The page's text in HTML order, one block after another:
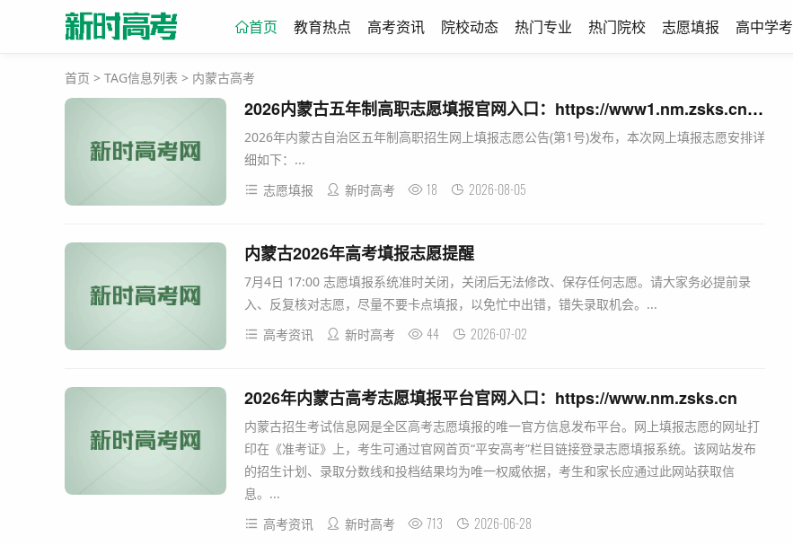
首页 教育热点 高考资讯 院校动态 热门专业 热门院校 志愿填报 高中学考
首页 > TAG信息列表 > 内蒙古高考
2026内蒙古五年制高职志愿填报官网入口：https://www1.nm.zsks.cn/gzzy/
2026年内蒙古自治区五年制高职招生网上填报志愿公告(第1号)发布，本次网上填报志愿安排详
细如下：...
志愿填报
新时高考 18 2026-08-05
内蒙古2026年高考填报志愿提醒
7月4日 17:00 志愿填报系统准时关闭，关闭后无法修改、保存任何志愿。请大家务必提前录
入、反复核对志愿，尽量不要卡点填报，以免忙中出错，错失录取机会。...
高考资讯
新时高考 44 2026-07-02
2026年内蒙古高考志愿填报平台官网入口：https://www.nm.zsks.cn
内蒙古招生考试信息网是全区高考志愿填报的唯一官方信息发布平台。网上填报志愿的网址打
印在《准考证》上，考生可通过官网首页“平安高考”栏目链接登录志愿填报系统。该网站发布
的招生计划、录取分数线和投档结果均为唯一权威依据，考生和家长应通过此网站获取信
息。...
高考资讯
新时高考 713 2026-06-28